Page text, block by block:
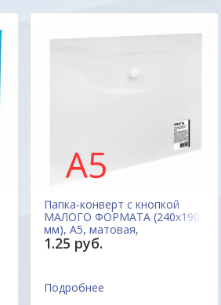
Папка-конверт с кнопкой
МАЛОГО ФОРМАТА (240х190
мм), А5, матовая,
прозрачная, 0,15 мм, STAFF,
270463 Россия
1.25 руб.
Подробнее